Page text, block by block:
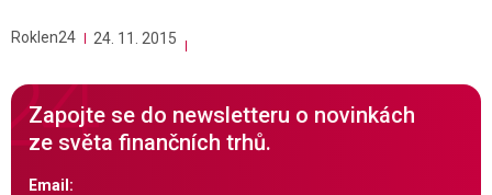
Roklen24 24. 11. 2015
Zapojte se do newsletteru o novinkách
ze světa finančních trhů.
Email: